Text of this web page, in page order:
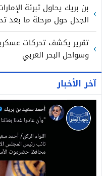
بن بريك يحاول تبرئة
الجدل حول مرحلة ما بعد
تقرير يكشف تحركات
وسواحل البحر العربي
آخر الأخبار